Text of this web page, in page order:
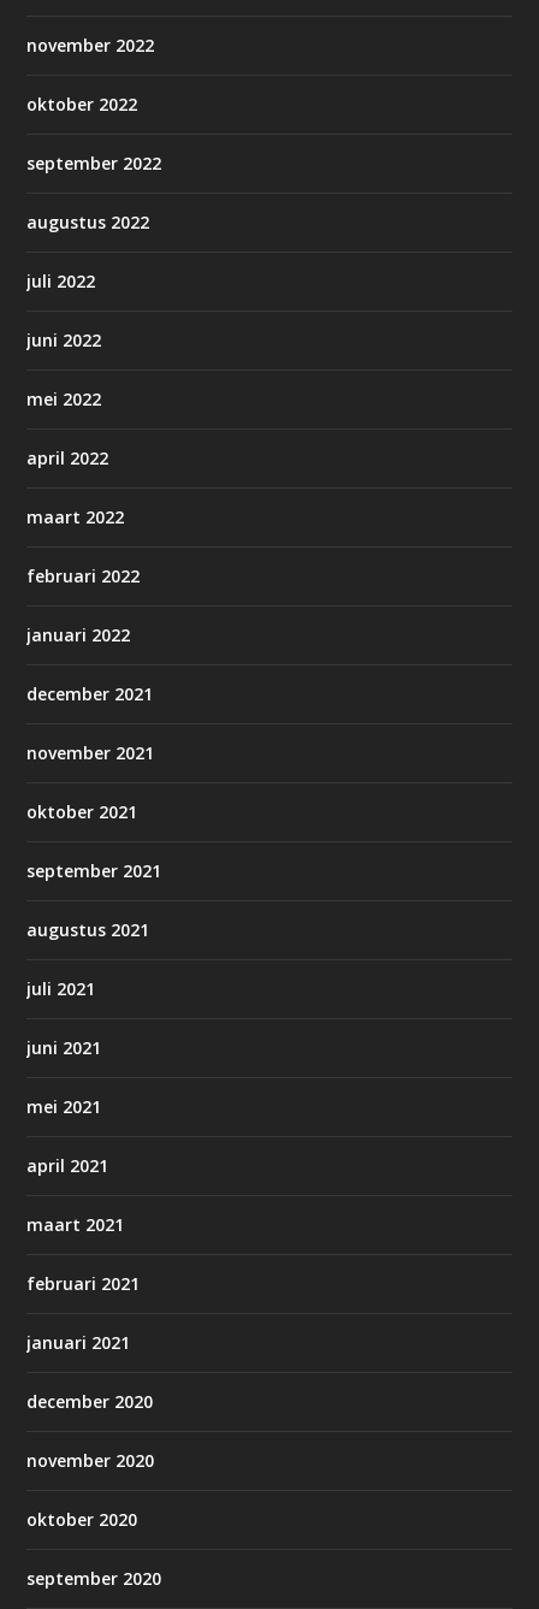
november 2022
oktober 2022
september 2022
augustus 2022
juli 2022
juni 2022
mei 2022
april 2022
maart 2022
februari 2022
januari 2022
december 2021
november 2021
oktober 2021
september 2021
augustus 2021
juli 2021
juni 2021
mei 2021
april 2021
maart 2021
februari 2021
januari 2021
december 2020
november 2020
oktober 2020
september 2020